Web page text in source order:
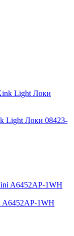
Light Локи 08423-
A6452AP-1WH